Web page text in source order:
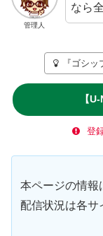
管理人
なら
『ゴシ
【
登
本ページの情報
配信状況は各サ